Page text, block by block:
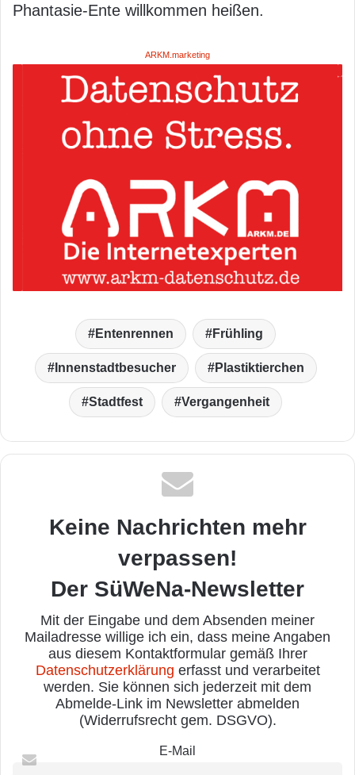
Phantasie-Ente willkommen heißen.
ARKM.marketing
Entenrennen Frühling
Innenstadtbesucher Plastiktierchen
Stadtfest Vergangenheit
Keine Nachrichten mehr
verpassen!
Der SüWeNa-Newsletter
Mit der Eingabe und dem Absenden meiner
Mailadresse willige ich ein, dass meine Angaben
aus diesem Kontaktformular gemäß Ihrer
Datenschutzerklärung erfasst und verarbeitet
werden. Sie können sich jederzeit mit dem
Abmelde-Link im Newsletter abmelden
(Widerrufsrecht gem. DSGVO).
E-Mail